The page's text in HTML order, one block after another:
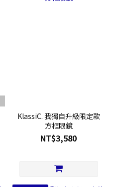
KlassiC. 我獨自升級限定款
方框眼鏡
NT$3,580